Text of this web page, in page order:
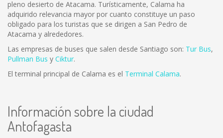
pleno desierto de Atacama. Turísticamente, Calama ha
adquirido relevancia mayor por cuanto constituye un paso
obligado para los turistas que se dirigen a San Pedro de
Atacama y alrededores.
Las empresas de buses que salen desde Santiago son: Tur Bus,
Pullman Bus y Ciktur.
El terminal principal de Calama es el Terminal Calama.
Información sobre la ciudad
Antofagasta